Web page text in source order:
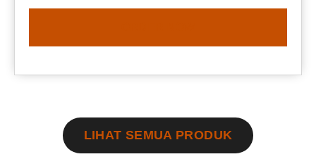
LIHAT SEMUA PRODUK